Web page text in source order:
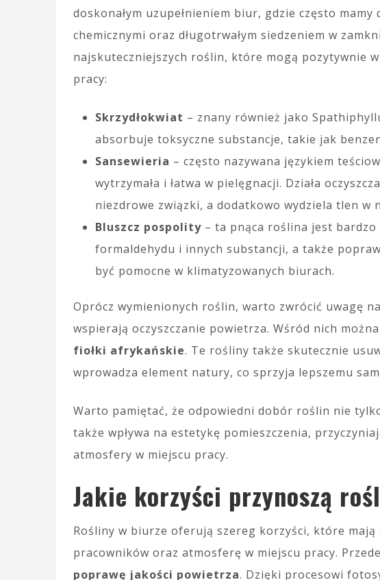
doskonałym uzupełnieniem biur, gdzie często mamy
chemicznymi oraz długotrwałym siedzeniem w
najskuteczniejszych roślin, które mogą pozytywnie
pracy:
Skrzydłokwiat – znany również jako
absorbuje toksyczne substancje, takie jak
Sansewieria – często nazywana językiem
wytrzymała i łatwa w pielęgnacji. Działa
niezdrowe związki, a dodatkowo wydziela tlen w
Bluszcz pospolity – ta pnąca roślina jest
formaldehydu i innych substancji, a także
być pomocne w klimatyzowanych biurach.
Oprócz wymienionych roślin, warto zwrócić uwagę
wspierają oczyszczanie powietrza. Wśród nich
fiołki afrykańskie. Te rośliny także skutecznie
wprowadza element natury, co sprzyja lepszemu
Warto pamiętać, że odpowiedni dobór roślin nie
także wpływa na estetykę pomieszczenia,
atmosfery w miejscu pracy.
Jakie korzyści przynoszą
Rośliny w biurze oferują szereg korzyści, które mają
pracowników oraz atmosferę w miejscu pracy.
poprawę jakości powietrza. Dzięki procesowi